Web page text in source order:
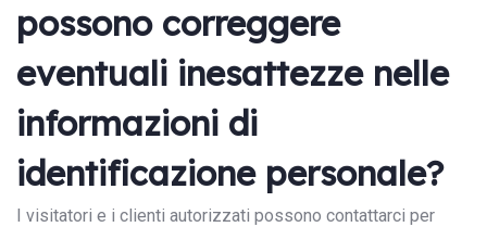
possono correggere
eventuali inesattezze nelle
informazioni di
identificazione personale?
I visitatori e i clienti autorizzati possono contattarci per